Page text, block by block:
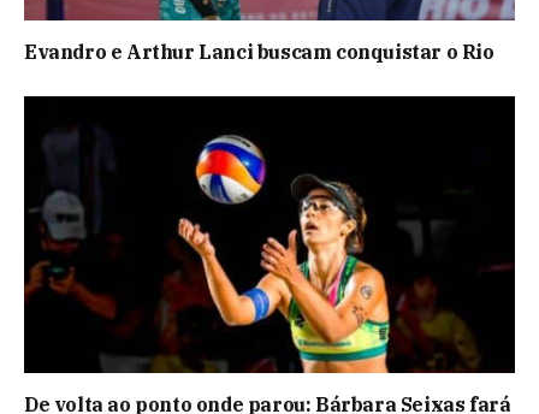
Evandro e Arthur Lanci buscam conquistar o Rio
De volta ao ponto onde parou: Bárbara Seixas fará